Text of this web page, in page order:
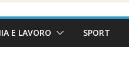
E LAVORO SPORT